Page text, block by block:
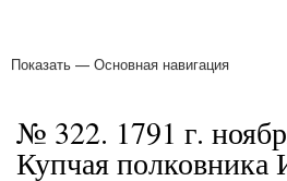
Основная
Показать — Основная навигация
№ 322. 1791 г.
Купчая полковника